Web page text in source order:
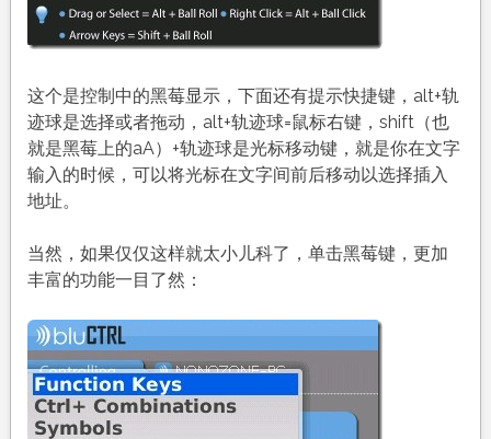
这个是控制中的黑莓显示，下面还有提示快捷键，alt+轨
迹球是选择或者拖动，alt+轨迹球=鼠标右键，shift（也
就是黑莓上的aA）+轨迹球是光标移动键，就是你在文字
输入的时候，可以将光标在文字间前后移动以选择插入
地址。
当然，如果仅仅这样就太小儿科了，单击黑莓键，更加
丰富的功能一目了然：